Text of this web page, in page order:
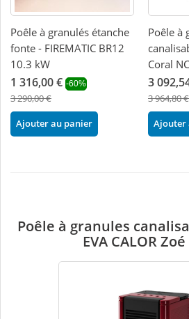
Poêle à granulés étanche
fonte - FIREMATIC BR12
10.3 kW
1 316,00 € -60%
3 290,00 €
Ajouter au panier
Poêle à
Coral
3
3 964,80 €
Ajouter
Poêle à granules
EVA CALOR